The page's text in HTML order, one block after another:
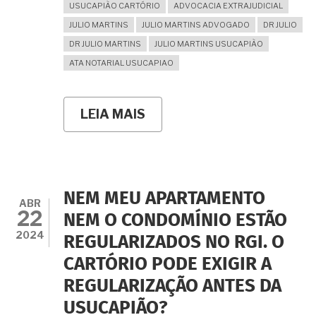
USUCAPIÃO CARTÓRIO
ADVOCACIA EXTRAJUDICIAL
JULIO MARTINS
JULIO MARTINS ADVOGADO
DR JULIO
DR JULIO MARTINS
JULIO MARTINS USUCAPIÃO
ATA NOTARIAL USUCAPIAO
LEIA MAIS
IMÓVEL
ATRAVÉS
DE
USUCAPIÃO
EXTRAJUDICIAL?
ABR
22
2024
NEM MEU APARTAMENTO
NEM O CONDOMÍNIO ESTÃO
REGULARIZADOS NO RGI. O
CARTÓRIO PODE EXIGIR A
REGULARIZAÇÃO ANTES DA
USUCAPIÃO?